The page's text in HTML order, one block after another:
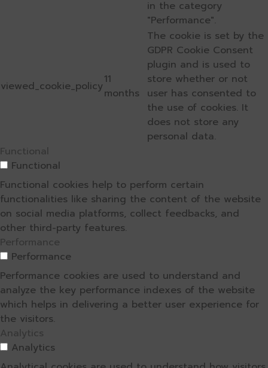
in the category
"Performance".
viewed_cookie_policy11
months
The cookie is set by the
GDPR Cookie Consent
plugin and is used to
store whether or not
user has consented to
the use of cookies. It
does not store any
personal data.
Functional
Functional
Functional cookies help to perform certain
functionalities like sharing the content of the website
on social media platforms, collect feedbacks, and
other third-party features.
Performance
Performance
Performance cookies are used to understand and
analyze the key performance indexes of the website
which helps in delivering a better user experience for
the visitors.
Analytics
Analytics